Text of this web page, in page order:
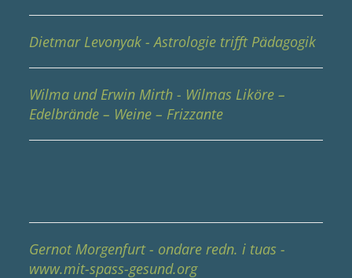
Dietmar Levonyak - Astrologie trifft Pädagogik
Wilma und Erwin Mirth - Wilmas Liköre –
Edelbrände – Weine – Frizzante
Gernot Morgenfurt - ondare redn. i tuas -
www.mit-spass-gesund.org